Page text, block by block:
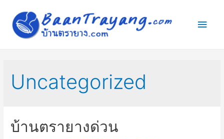
Main
Uncategorized
บ้านตรายางด่วน